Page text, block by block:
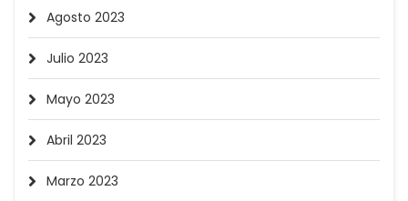
Agosto 2023
Julio 2023
Mayo 2023
Abril 2023
Marzo 2023